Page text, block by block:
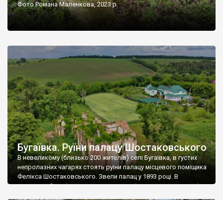
Фото Романа Маленкова, 2023 р.
Бугаївка. Руїни палацу Шостаковського
В невеликому (близько 200 жителів) селі Бугаївка, в густих
непролазних чагарях стоять руїни палацу місцевого поміщика
Фелікса Шостаковського. Звели палац у 1893 році. В
радянський період у ньому спочатку містилася школа, потім